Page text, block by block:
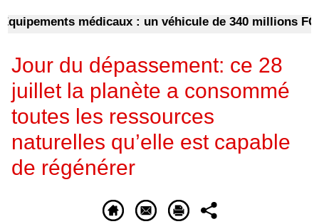
médicaux : un véhicule de 340 millions FCFA
Jour du dépassement: ce 28
juillet la planète a consommé
toutes les ressources
naturelles qu’elle est capable
de régénérer